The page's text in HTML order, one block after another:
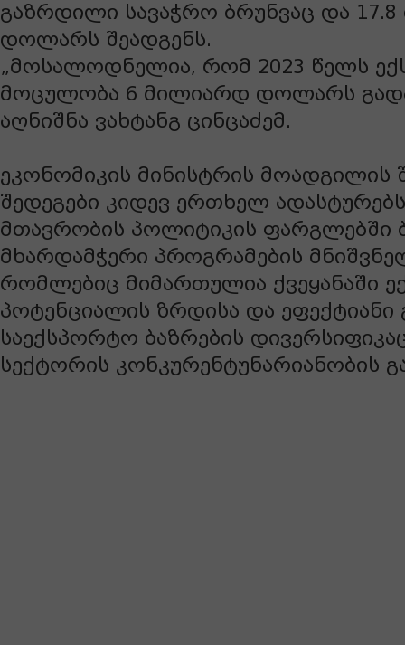
გაზრდილი სავაჭრო ბრუნვაც და
დოლარს შეადგენს.
„მოსალოდნელია, რომ 2023 წელს
მოცულობა 6 მილიარდ დოლარს
აღნიშნა ვახტანგ ცინცაძემ.
ეკონომიკის მინისტრის მოადგილის
შედეგები კიდევ ერთხელ
მთავრობის პოლიტიკის ფარგლებში
მხარდამჭერი პროგრამების
რომლებიც მიმართულია ქვეყანაში
პოტენციალის ზრდისა და ეფექტიანი
საექსპორტო ბაზრების
სექტორის კონკურენტუნარიანობის